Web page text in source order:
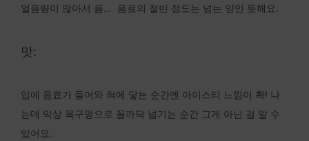
얼음량이 많아서 음… 음료의 절반 정도는 넘는 양인 듯해요.
맛:
입에 음료가 들어와 혀에 닿는 순간엔 아이스티 느낌이 확! 나
는데 막상 목구멍으로 꼴까닥 넘기는 순간 그게 아닌 걸 알 수
있어요.